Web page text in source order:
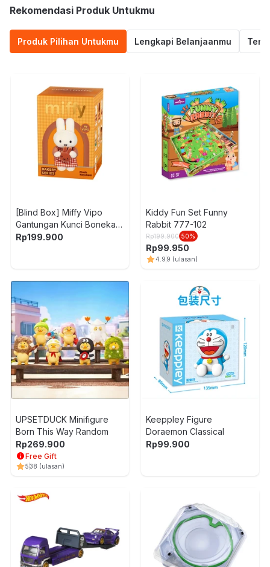
Rekomendasi Produk Untukmu
Produk Pilihan Untukmu Lengkapi Belanjaanmu
[Blind Box] Miffy Vipo
Gantungan Kunci Boneka
Plush Bakery
Rp199.900
Kiddy Fun Set Funny
Rabbit 777-102
Rp199.900 50%
Rp99.950
4.9 9 (ulasan)
UPSETDUCK Minifigure
Born This Way Random
Rp269.900
Free Gift
538 (ulasan)
Keeppley Figure
Doraemon Classical
Rp99.900